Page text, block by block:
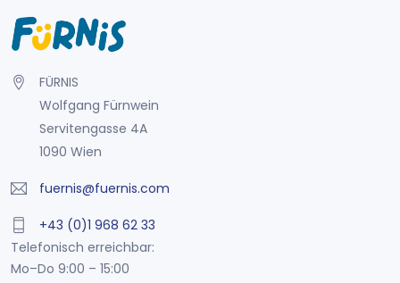
FÜRNIS
Wolfgang Fürnwein
Servitengasse 4A
1090 Wien
fuernis@fuernis.com
+43 (0)1 968 62 33
Telefonisch erreichbar:
Mo–Do 9:00 – 15:00